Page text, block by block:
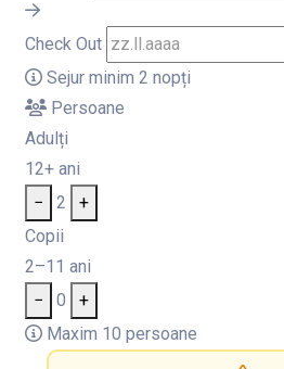
Check Out
Sejur minim 2 nopți
Persoane
Adulți
12+ ani
−
2
+
Copii
2–11 ani
−
0
+
Maxim 10 persoane